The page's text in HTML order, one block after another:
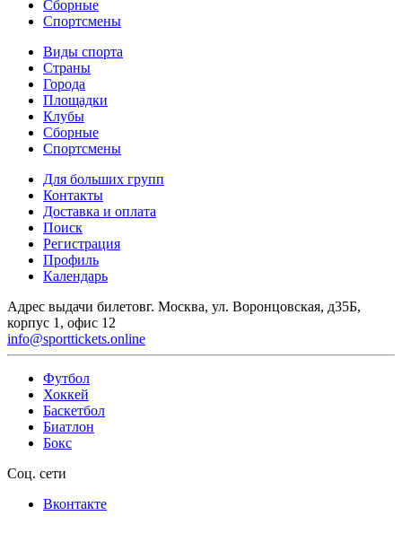
Сборные
Спортсмены
Виды спорта
Страны
Города
Площадки
Клубы
Сборные
Спортсмены
Для больших групп
Контакты
Доставка и оплата
Поиск
Регистрация
Профиль
Календарь
Адрес выдачи билетовг. Москва, ул. Воронцовская, д35Б,
корпус 1, офис 12
info@sporttickets.online
Футбол
Хоккей
Баскетбол
Биатлон
Бокс
Соц. сети
Вконтакте